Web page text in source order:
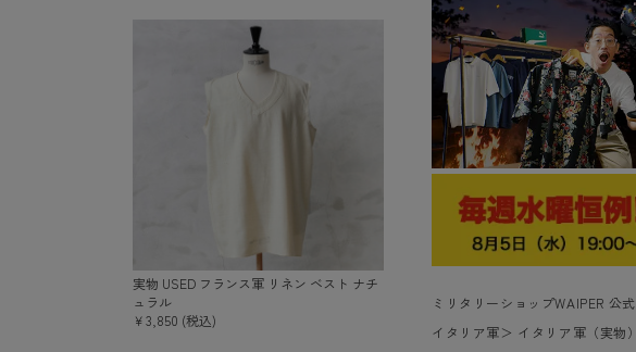
ミリタリーショップWAIPER 公式
イタリア軍＞ イタリア軍（実物）
実物 USED フランス軍 リネン ベスト ナチ
ュラル
￥3,850 (税込)